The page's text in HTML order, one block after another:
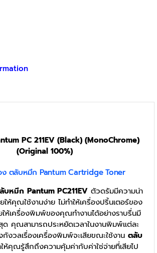
PC 211EV (Black) (MonoChrome)
(Original 100%)
ตลับหมึก Pantum Cartridge Toner
บหมึก Pantum PC211EV ตัวดรัมมีความน่า
ให้คุณใช้งานง่าย ไม่ทำให้เครื่องปริ้นเตอร์ของ
เครื่องพิมพ์ของคุณทำงานได้อย่างราบรื่นมี
ด คุณสามารถประหยัดเวลาในงานพิมพ์แต่ละ
กังวลเรื่องเครื่องพิมพ์จะเสียขณะใช้งาน ตลับ
ให้คุณรู้สึกถึงความคุ้มค่ากับค่าใช่จ่ายที่เสียไป